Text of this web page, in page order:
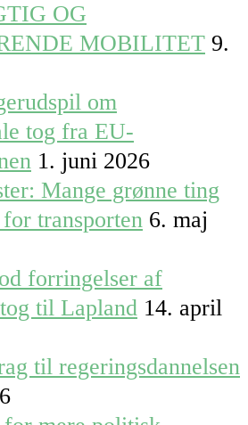
OG
MOBILITET 9.
om
tog fra EU-
1. juni 2026
Mange grønne ting
transporten 6. maj
forringelser af
til Lapland 14. april
til regeringsdannelsen